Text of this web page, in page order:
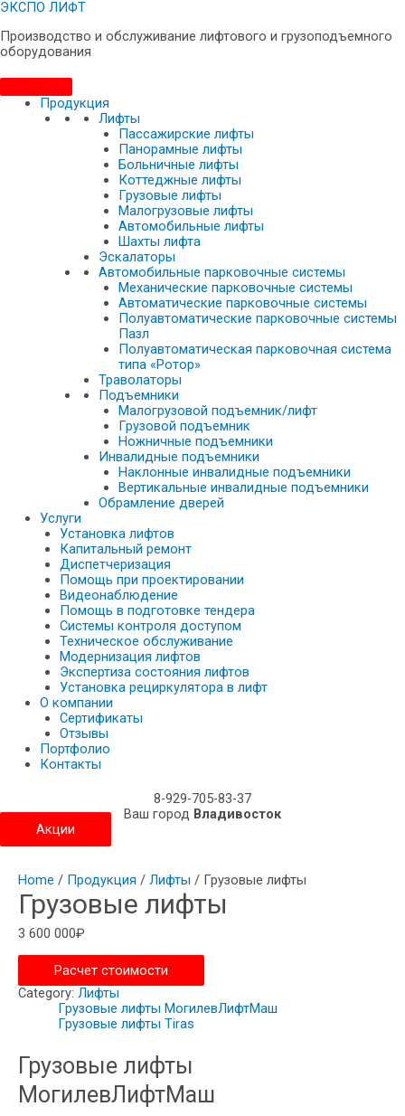
ЭКСПО ЛИФТ
Производство и обслуживание лифтового и грузоподъемного
оборудования
Продукция
Лифты
Пассажирские лифты
Панорамные лифты
Больничные лифты
Коттеджные лифты
Грузовые лифты
Малогрузовые лифты
Автомобильные лифты
Шахты лифта
Эскалаторы
Автомобильные парковочные системы
Механические парковочные системы
Автоматические парковочные системы
Полуавтоматические парковочные системы
Пазл
Полуавтоматическая парковочная система
типа «Ротор»
Траволаторы
Подъемники
Малогрузовой подъемник/лифт
Грузовой подъемник
Ножничные подъемники
Инвалидные подъемники
Наклонные инвалидные подъемники
Вертикальные инвалидные подъемники
Обрамление дверей
Услуги
Установка лифтов
Капитальный ремонт
Диспетчеризация
Помощь при проектировании
Видеонаблюдение
Помощь в подготовке тендера
Системы контроля доступом
Техническое обслуживание
Модернизация лифтов
Экспертиза состояния лифтов
Установка рециркулятора в лифт
О компании
Сертификаты
Отзывы
Портфолио
Контакты
8-929-705-83-37
Ваш город Владивосток
Акции
Home / Продукция / Лифты / Грузовые лифты
Грузовые лифты
3 600 000₽
Расчет стоимости
Category: Лифты
Грузовые лифты МогилевЛифтМаш
Грузовые лифты Tiras
Грузовые лифты
МогилевЛифтМаш